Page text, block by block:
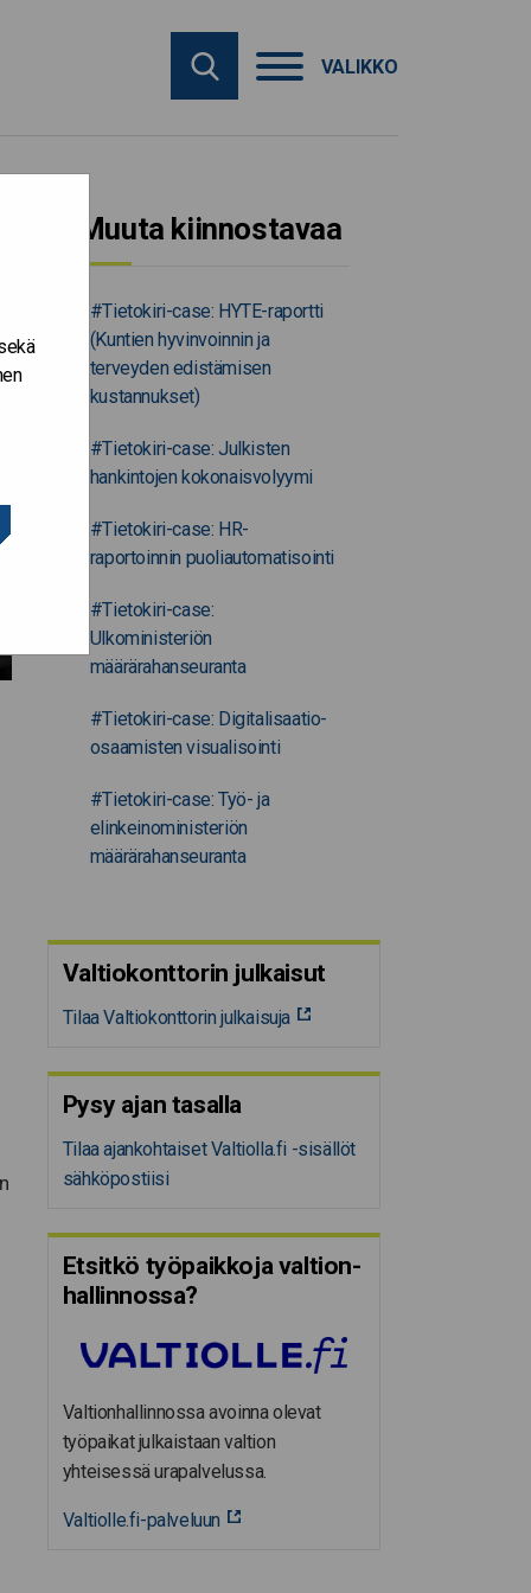
VALIKKO
Muuta kiinnostavaa
#Tietokiri-case: HYTE-raportti
(Kuntien hyvinvoinnin ja
terveyden edistämisen
kustannukset)
#Tietokiri-case: Julkisten
hankintojen kokonaisvolyymi
#Tietokiri-case: HR-
raportoinnin puoliautomatisointi
#Tietokiri-case:
Ulkoministeriön
määrärahanseuranta
#Tietokiri-case: Digitalisaatio-
osaamisten visualisointi
#Tietokiri-case: Työ- ja
elinkeinoministeriön
määrärahanseuranta
Valtiokonttorin julkaisut
Tilaa Valtiokonttorin julkaisuja
Pysy ajan tasalla
Tilaa ajankohtaiset Valtiolla.fi -sisällöt
sähköpostiisi
Etsitkö työpaikkoja valtion­
hal­lin­nossa?
Valtionhallinnossa avoinna olevat
työpaikat julkaistaan valtion
yhteisessä urapalvelussa.
Valtiolle.fi-palveluun